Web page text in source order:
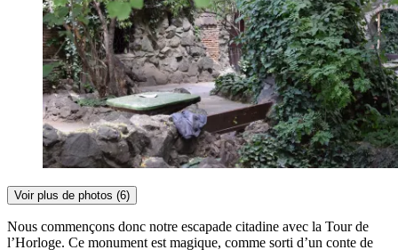
Voir plus de photos (6)
Nous commençons donc notre escapade citadine avec la Tour de
l’Horloge. Ce monument est magique, comme sorti d’un conte de